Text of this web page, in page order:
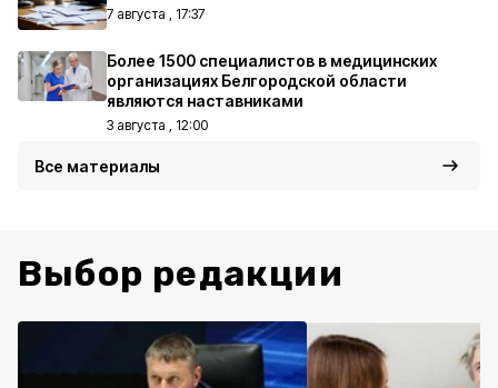
7 августа , 17:37
Более 1500 специалистов в медицинских
организациях Белгородской области
являются наставниками
3 августа , 12:00
Все материалы
Выбор редакции